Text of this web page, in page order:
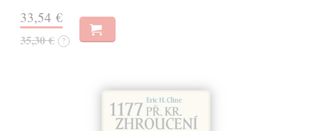
33,54 €
35,30 € ?